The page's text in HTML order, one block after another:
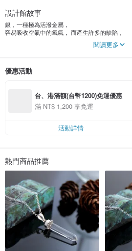
設計館故事
銀，一種極為活潑金屬，
容易吸收空氣中的氧氣， 而產生許多的缺陷，
但他的魅力就在於 “有缺陷的完美”，
就跟Vesta Art手工藝術一樣，
每一曲線、每一刀、細細琢磨成型，
質樸而內斂的力量 讓飾品閃耀出藝術風味，
在無數的時間中萃取 ，
需要沉澱歲月去思索創作來源。
當想創新、想要突破，
就必須拿掉平常所學的知識，
以"零"的想法去創造"一" 因為創新就是違反常態。
Vesta Art自2004年成立，
以手作感銀飾為主，並成立教學中心培養人才。
閱讀更多
優惠活動
台、港滿額(台幣1200)免運優惠
滿 NT$ 1,200 享免運
活動詳情
熱門商品推薦